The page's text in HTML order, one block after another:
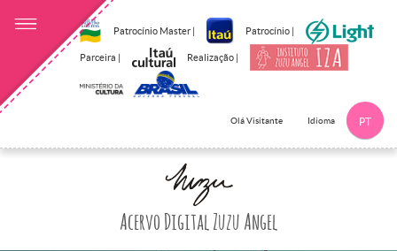
Patrocínio Master | Patrocínio |
Parceira | Realização |
Olá Visitante Idioma PT
Acervo Digital Zuzu Angel